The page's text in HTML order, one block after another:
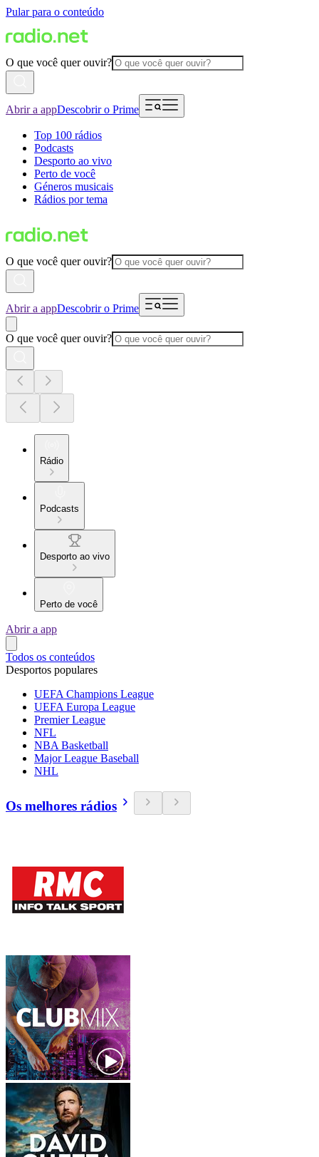
Pular para o conteúdo
O que você quer ouvir?
Abrir a appDescobrir o Prime
Top 100 rádios
Podcasts
Desporto ao vivo
Perto de você
Géneros musicais
Rádios por tema
O que você quer ouvir?
Abrir a appDescobrir o Prime
O que você quer ouvir?
Rádio
Podcasts
Desporto ao vivo
Perto de você
Abrir a app
Todos os conteúdos
Desportos populares
UEFA Champions League
UEFA Europa League
Premier League
NFL
NBA Basketball
Major League Baseball
NHL
Os melhores rádios